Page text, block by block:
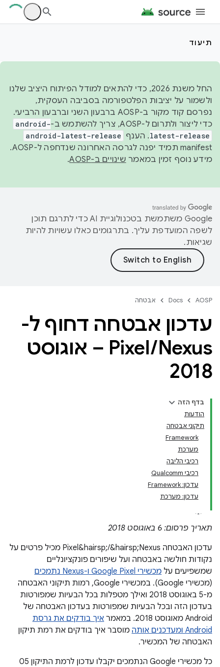
תיעוד
החל משנת 2026, כדי להתאים למודל הפיתוח היציב שלנו
ולשמור על יציבות הפלטפורמה בסביבה העסקית,
נפרסם קוד מקור ב-AOSP ברבעון השני וברבעון הרביעי.
כדי ליצור ולתרום ל-AOSP, צריך להשתמש ב-
android-
latest-release. הענף android-latest-release
manifest תמיד יפנה לגרסה האחרונה שנדחפה ל-AOSP.
מידע נוסף זמין במאמר שינויים ב-AOSP .
‫Google משתמשת בטכנולוגיית AI כדי לתרגם תוכן
לשפה המועדפת עליך. בתרגומים כאלו עשויות להיות
שגיאות.
AOSP
Docs אבטחה
עדכון אבטחה דחוף ל-
Pixel/
Nexus – אוגוסט
2018
בדף הזה
הודעות
תיקוני אבטחה
Framework
מערכת
רכיבי הליבה
רכיבי Qualcomm
עדכון: Framework
עדכון: מערכת
תאריך פרסום: 6 באוגוסט 2018
עדכון האבטחה Pixel&hairsp;/&hairsp;Nexus מכיל פרטים על
נקודות חולשה באבטחה ועל שיפורים פונקציונליים
שמשפיעים על מכשירי Google Pixel ו-Nexus נתמכים
(מכשירי Google). במכשירי Google, רמות תיקוני האבטחה
מ-5 באוגוסט 2018 ואילך מטפלות בכל הבעיות שמפורטות
בעדכון הזה ובכל הבעיות שמפורטות בעדכון האבטחה של
Android מאוגוסט 2018. במאמר
איך בודקים את גרסת
Android ומעדכנים אותה
מוסבר איך בודקים את רמת תיקון
האבטחה של המכשיר.
כל מכשירי Google הנתמכים יקבלו עדכון לרמת התיקון 05